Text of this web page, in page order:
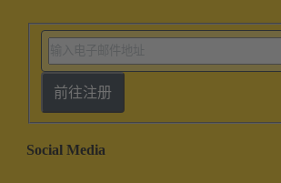
前往注册
Social Media